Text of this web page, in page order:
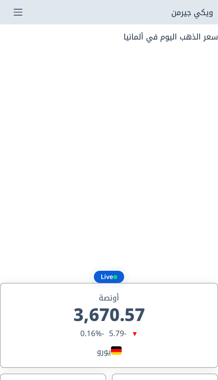
التجاوز
إلى
المحتوى
ويكي جيرمن
سعر الذهب اليوم في ألمانيا
Live
أونصة
3,670.57
▼
-5.79
-0.16%
يورو